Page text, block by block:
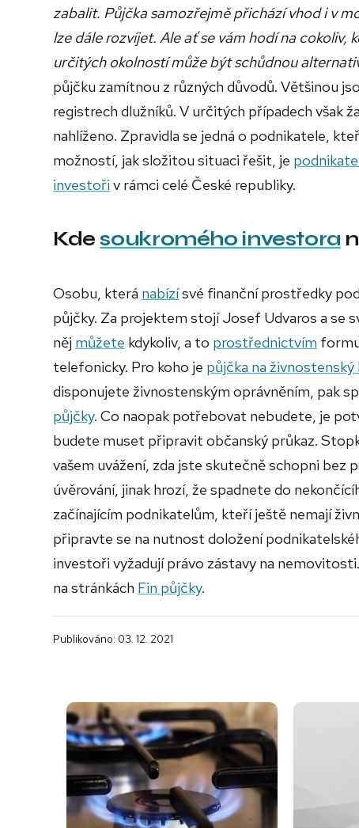
zabalit. Půjčka samozřejmě přichází vhod i v
lze dále rozvíjet. Ale ať se vám hodí na cokoliv,
určitých okolností může být schůdnou
půjčku zamítnou z různých důvodů. Většinou
registrech dlužníků. V určitých případech však
nahlíženo. Zpravidla se jedná o podnikatele,
možností, jak složitou situaci řešit, je
investoři v rámci celé České republiky.
Kdesoukromého investora
Osobu, která nabízísvé finanční prostředky
půjčky. Za projektem stojí Josef Udvaros a se
něj můžete kdykoliv, a to prostřednictvím
telefonicky. Pro koho je půjčka na živnostenský
disponujete živnostenským oprávněním, pak
půjčky. Co naopak potřebovat nebudete, je
budete muset připravit občanský průkaz.
vašem uvážení, zda jste skutečně schopni bez
úvěrování, jinak hrozí, že spadnete do
začínajícím podnikatelům, kteří ještě nemají
připravte se na nutnost doložení
investoři vyžadují právo zástavy na
na stránkách Fin půjčky.
Publikováno: 03. 12. 2021